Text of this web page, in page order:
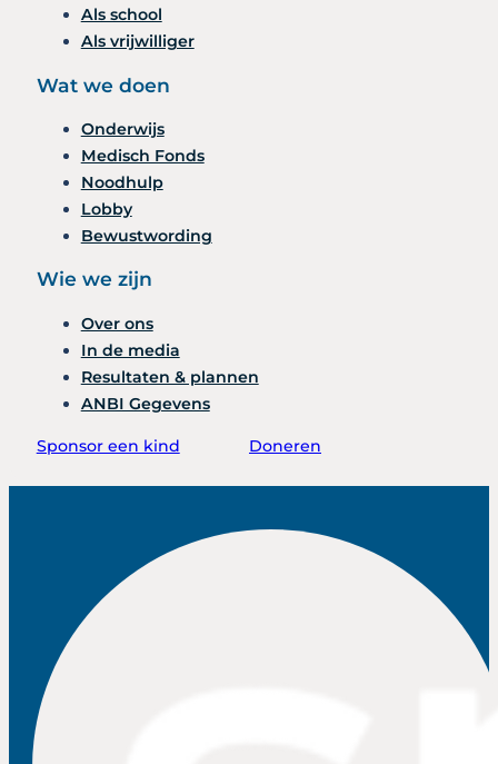
Als school
Als vrijwilliger
Wat we doen
Onderwijs
Medisch Fonds
Noodhulp
Lobby
Bewustwording
Wie we zijn
Over ons
In de media
Resultaten & plannen
ANBI Gegevens
Sponsor een kind Doneren